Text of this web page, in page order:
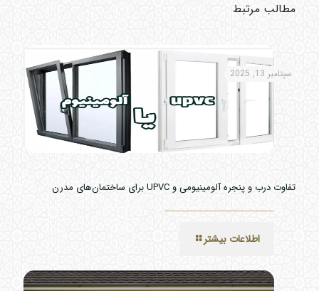
مطالب مرتبط
سپتامبر 13, 2025
تفاوت درب و پنجره آلومینیومی و UPVC برای ساختمان‌های مدرن
اطلاعات بیشتر